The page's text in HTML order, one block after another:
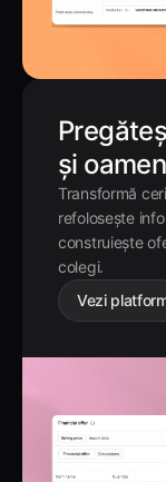
și
Transformă
refolosește
construiește
colegi.
Vezi